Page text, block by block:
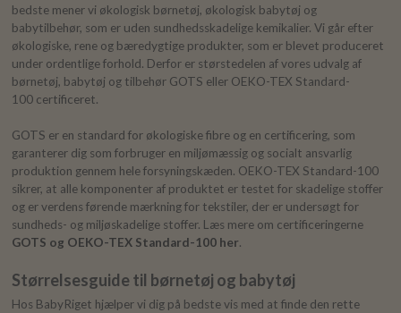
bedste mener vi økologisk børnetøj, økologisk babytøj og
babytilbehør, som er uden sundhedsskadelige kemikalier. Vi går efter
økologiske, rene og bæredygtige produkter, som er blevet produceret
under ordentlige forhold. Derfor er størstedelen af vores udvalg af
børnetøj, babytøj og tilbehør GOTS eller OEKO-TEX Standard-
100 certificeret.
GOTS er en standard for økologiske fibre og en certificering, som
garanterer dig som forbruger en miljømæssig og socialt ansvarlig
produktion gennem hele forsyningskæden. OEKO-TEX Standard-100
sikrer, at alle komponenter af produktet er testet for skadelige stoffer
og er verdens førende mærkning for tekstiler, der er undersøgt for
sundheds- og miljøskadelige stoffer. Læs mere om certificeringerne
GOTS og OEKO-TEX Standard-100 her.
Størrelsesguide til børnetøj og babytøj
Hos BabyRiget hjælper vi dig på bedste vis med at finde den rette